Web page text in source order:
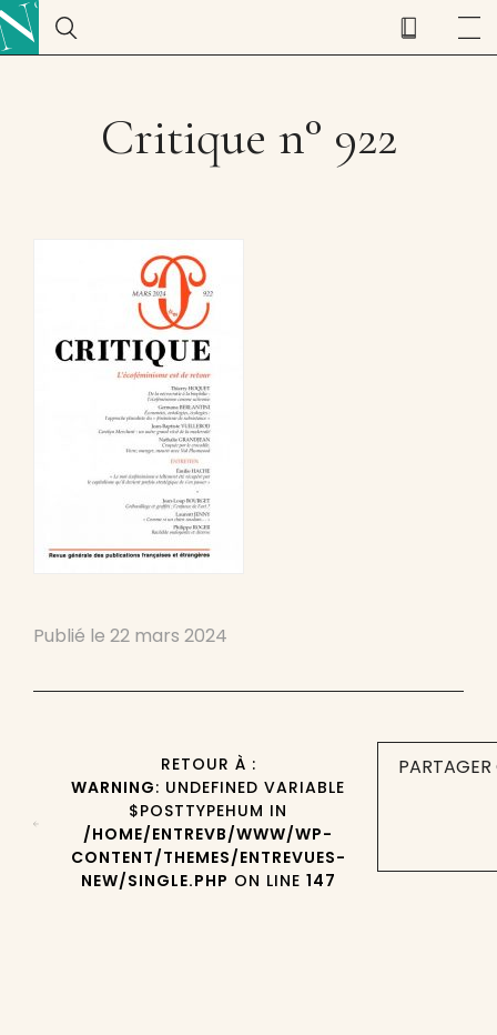
Critique n° 922
Publié le 22 mars 2024
RETOUR À :
WARNING: UNDEFINED VARIABLE
$POSTTYPEHUM IN
/HOME/ENTREVB/WWW/WP-
CONTENT/THEMES/ENTREVUES-
NEW/SINGLE.PHP ON LINE 147